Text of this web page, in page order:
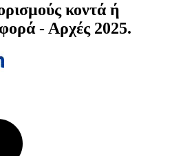
κοντά ή
- Αρχές 2025.